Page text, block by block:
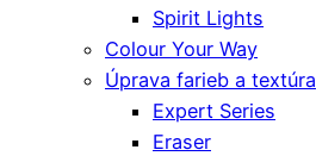
Spirit Lights
Colour Your Way
Úprava farieb a textúra
Expert Series
Eraser